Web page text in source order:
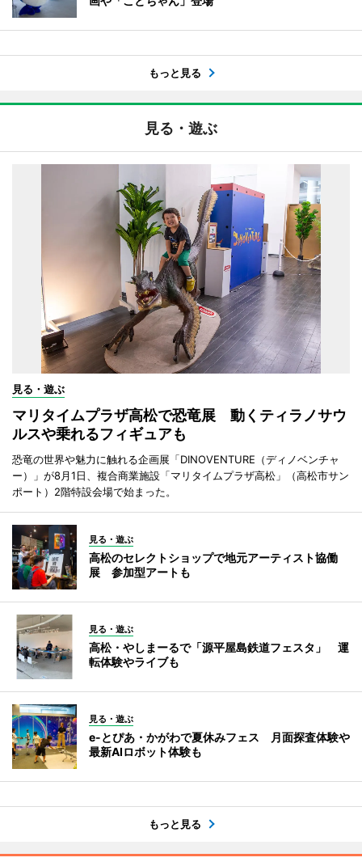
もっと見る
見る・遊ぶ
見る・遊ぶ
マリタイムプラザ高松で恐竜展 動くティラノサウ
ルスや乗れるフィギュアも
恐竜の世界や魅力に触れる企画展「DINOVENTURE（ディノベンチャ
ー）」が8月1日、複合商業施設「マリタイムプラザ高松」（高松市サン
ポート）2階特設会場で始まった。
見る・遊ぶ
高松のセレクトショップで地元アーティスト協働
展 参加型アートも
見る・遊ぶ
高松・やしまーるで「源平屋島鉄道フェスタ」 運
転体験やライブも
見る・遊ぶ
e-とぴあ・かがわで夏休みフェス 月面探査体験や
最新AIロボット体験も
もっと見る